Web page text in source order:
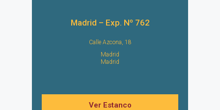
Madrid – Exp. Nº 762
Calle Azcona, 18
Madrid
Madrid
Ver Estanco